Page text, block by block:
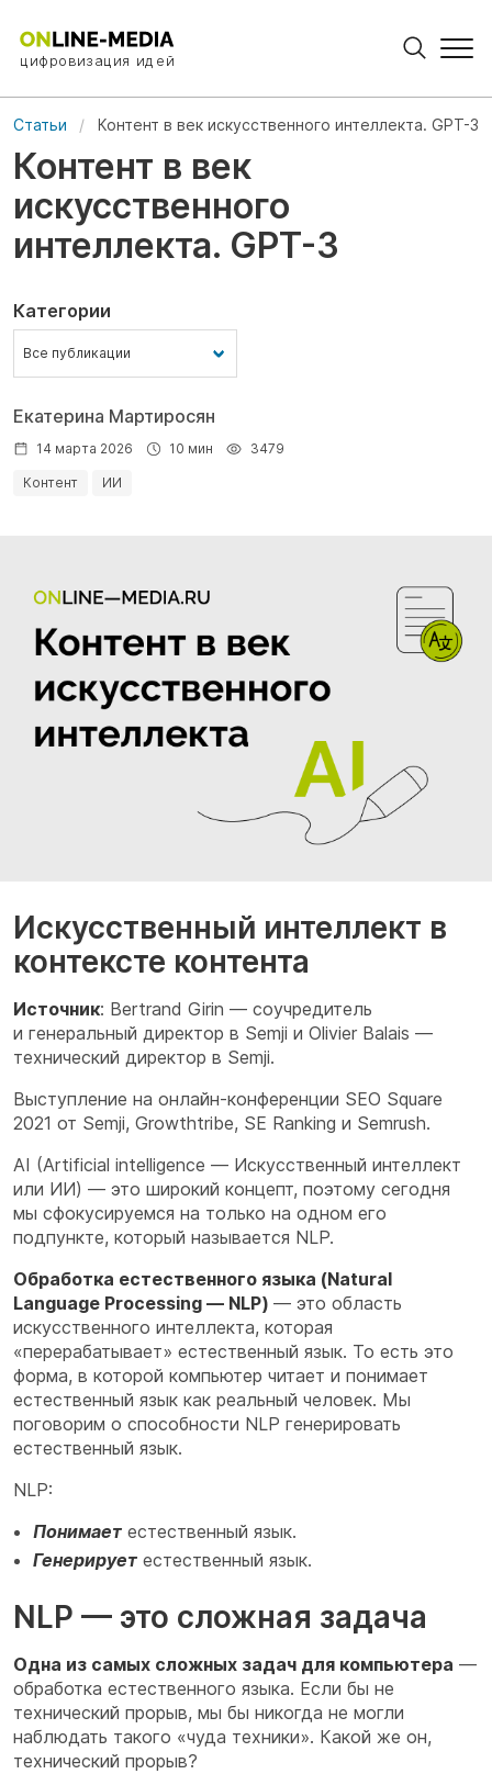
цифровизация идей
Статьи Контент в век искусственного интеллекта. GPT-3
Контент в век
искусственного
интеллекта. GPT-3
Категории
Екатерина Мартиросян
14 марта 2026 10 мин 3479
Контент ИИ
Искусственный интеллект в
контексте контента
Источник: Bertrand Girin — соучредитель
и генеральный директор в Semji и Olivier Balais —
технический директор в Semji.
Выступление на онлайн-конференции SEO Square
2021 от Semji, Growthtribe, SE Ranking и Semrush.
AI (Artificial intelligence — Искусственный интеллект
или ИИ) — это широкий концепт, поэтому сегодня
мы сфокусируемся на только на одном его
подпункте, который называется NLP.
Обработка естественного языка (Natural
Language Processing — NLP) — это область
искусственного интеллекта, которая
«перерабатывает» естественный язык. То есть это
форма, в которой компьютер читает и понимает
естественный язык как реальный человек. Мы
поговорим о способности NLP генерировать
естественный язык.
NLP:
Понимает естественный язык.
Генерирует естественный язык.
NLP — это сложная задача
Одна из самых сложных задач для компьютера —
обработка естественного языка. Если бы не
технический прорыв, мы бы никогда не могли
наблюдать такого «чуда техники». Какой же он,
технический прорыв?